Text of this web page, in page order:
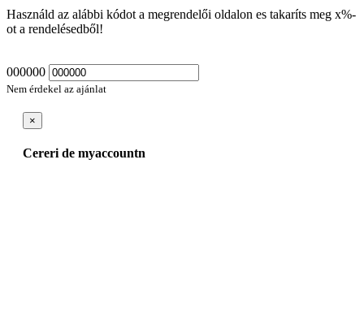
Használd az alábbi kódot a megrendelői oldalon es takaríts meg x%-
ot a rendelésedből!
000000
Nem érdekel az ajánlat
×
Cereri de myaccountn